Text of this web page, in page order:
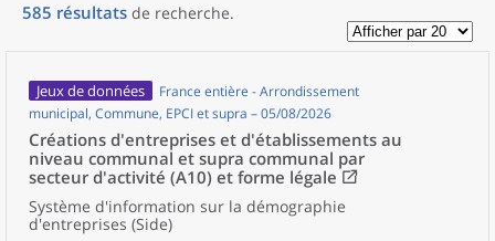
585 résultats de recherche.
Jeux de données
France entière - Arrondissement
municipal, Commune, EPCI et supra – 05/08/2026
Créations d'entreprises et d'établissements au
niveau communal et supra communal par
secteur d'activité (A10) et forme légale
Système d'information sur la démographie
d'entreprises (Side)